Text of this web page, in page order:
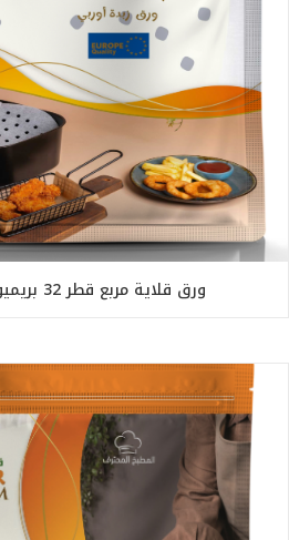
ورق قلاية مربع قطر 32 بريميوم سميك أوروبي.